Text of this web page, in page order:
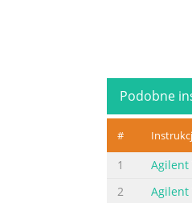
Podobne
#
1 Agilent
2
Agilent